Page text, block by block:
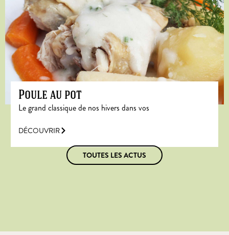
Poule au pot
Le grand classique de nos hivers dans vos
DÉCOUVRIR
TOUTES LES ACTUS